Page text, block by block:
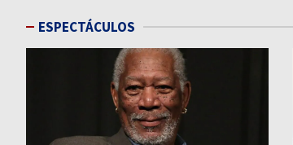
ESPECTÁCULOS